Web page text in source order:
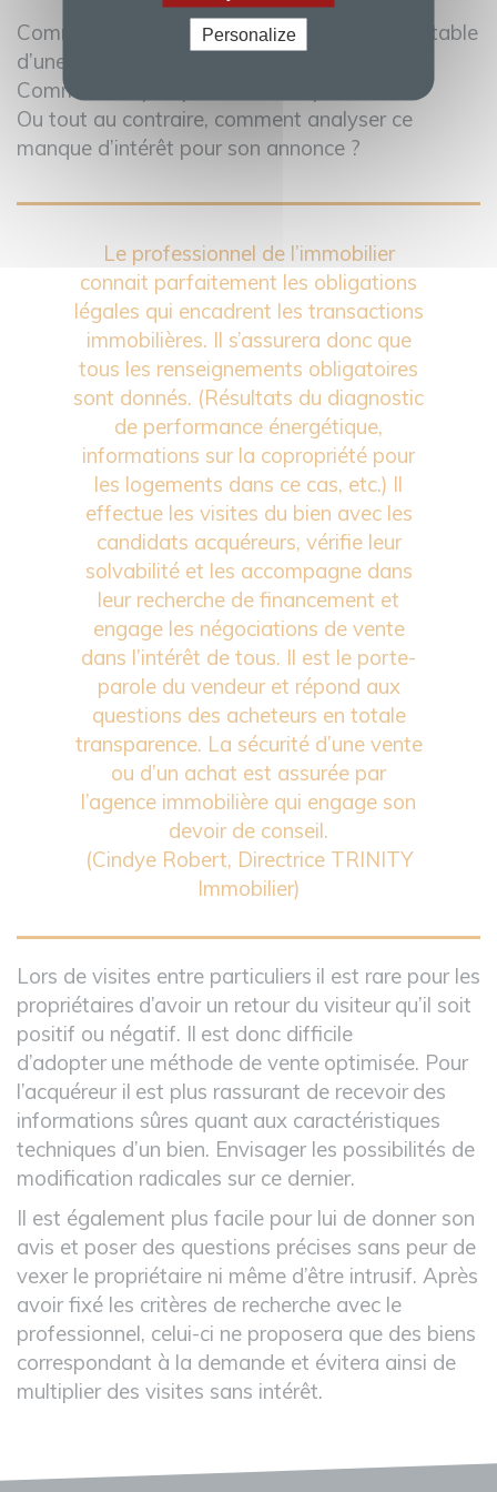
Comment déterminer soit même l’intérêt véritable
d’une demande ?
Comment ne pas perdre de temps ?
Ou tout au contraire, comment analyser ce
manque d’intérêt pour son annonce ?
Le professionnel de l’immobilier
connait parfaitement les obligations
légales qui encadrent les transactions
immobilières. Il s’assurera donc que
tous les renseignements obligatoires
sont donnés. (Résultats du diagnostic
de performance énergétique,
informations sur la copropriété pour
les logements dans ce cas, etc.) Il
effectue les visites du bien avec les
candidats acquéreurs, vérifie leur
solvabilité et les accompagne dans
leur recherche de financement et
engage les négociations de vente
dans l’intérêt de tous. Il est le porte-
parole du vendeur et répond aux
questions des acheteurs en totale
transparence. La sécurité d’une vente
ou d’un achat est assurée par
l’agence immobilière qui engage son
devoir de conseil.
(Cindye Robert, Directrice TRINITY
Immobilier)
Lors de visites entre particuliers il est rare pour les
propriétaires d’avoir un retour du visiteur qu’il soit
positif ou négatif. Il est donc difficile
d’adopter une méthode de vente optimisée. Pour
l’acquéreur il est plus rassurant de recevoir des
informations sûres quant aux caractéristiques
techniques d’un bien. Envisager les possibilités de
modification radicales sur ce dernier.
Il est également plus facile pour lui de donner son
avis et poser des questions précises sans peur de
vexer le propriétaire ni même d’être intrusif. Après
avoir fixé les critères de recherche avec le
professionnel, celui-ci ne proposera que des biens
correspondant à la demande et évitera ainsi de
multiplier des visites sans intérêt.
Personalize